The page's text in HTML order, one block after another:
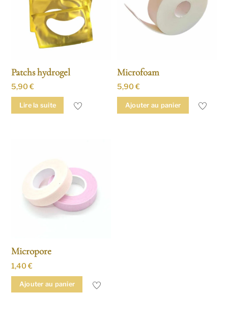
plus
ancien
Patchs hydrogel
5,90€
Lire la suite
Microfoam
5,90€
Ajouter au panier
Micropore
1,40€
Ajouter au panier